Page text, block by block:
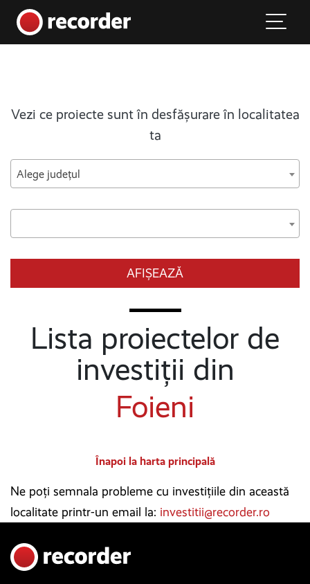
Main Navigation
Vezi ce proiecte sunt în desfășurare în localitatea
ta
Alege județul
AFIȘEAZĂ
Lista proiectelor de
investiții din
Foieni
Înapoi la harta principală
Ne poți semnala probleme cu investițiile din această
localitate printr-un email la: investitii@recorder.ro